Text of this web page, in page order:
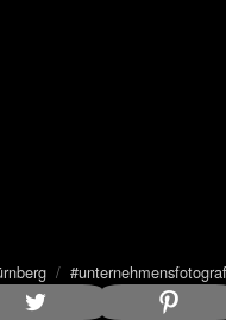
/
Bildunterschrift anzeigen